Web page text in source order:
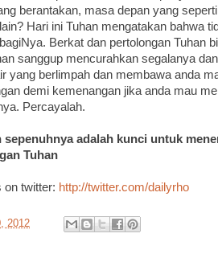
berantakan, masa depan yang
Hari ini Tuhan mengatakan bahwa
Berkat dan pertolongan Tuhan
sanggup mencurahkan segalanya
yang berlimpah dan membawa anda
demi kemenangan jika anda mau
Percayalah.
sepenuhnya adalah kunci untuk
Tuhan
on twitter: http://twitter.com/dailyrho
2012